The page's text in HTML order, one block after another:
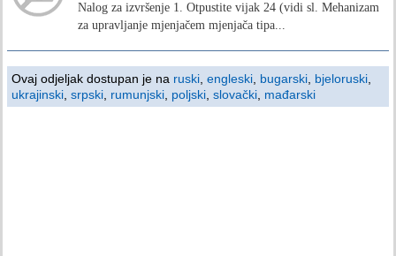
Nalog za izvršenje 1. Otpustite vijak 24 (vidi sl. Mehanizam
za upravljanje mjenjačem mjenjača tipa...
Ovaj odjeljak dostupan je na ruski engleski bugarski bjeloruski
ukrajinski srpski rumunjski poljski slovački mađarski